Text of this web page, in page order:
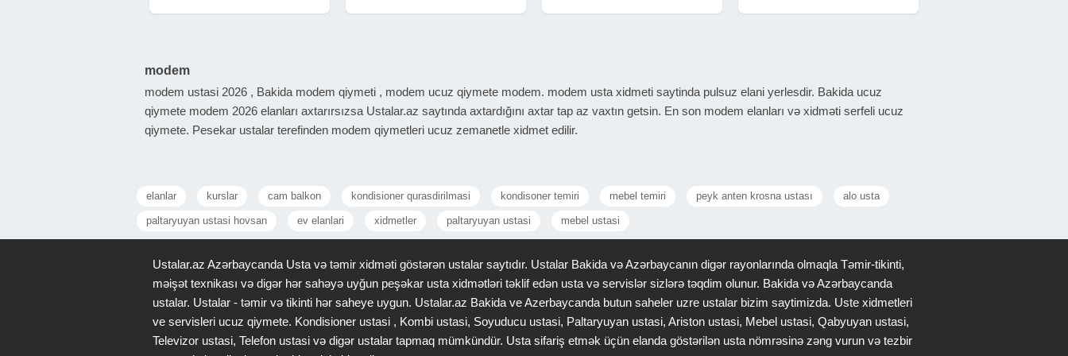
8.3 Tam Versiya Bazalarin İstəyinizə
quraşdırılması və yenidən
çəkilməsi və şəbəkə avadanlıqlarının
modem
modem ustasi 2026 , Bakida modem qiymeti , modem ucuz qiymete modem. modem usta xidmeti saytinda pulsuz elani yerlesdir. Bakida ucuz
qiymete modem 2026 elanları axtarırsızsa Ustalar.az saytında axtardığını axtar tap az vaxtın getsin. En son modem elanları və xidməti serfeli ucuz
qiymete. Pesekar ustalar terefinden modem qiymetleri ucuz zemanetle xidmet edilir.
elanlar kurslar cam balkon kondisioner qurasdirilmasi kondisoner temiri mebel temiri peyk anten krosna ustası alo usta
paltaryuyan ustasi hovsan ev elanlari xidmetler paltaryuyan ustasi mebel ustasi
Ustalar.az Azərbaycanda Usta və təmir xidməti göstərən ustalar saytıdır. Ustalar Bakida və Azərbaycanın digər rayonlarında olmaqla Təmir-tikinti,
məişət texnikası və digər hər sahəyə uyğun peşəkar usta xidmətləri təklif edən usta və servislər sizlərə təqdim olunur. Bakida və Azərbaycanda
ustalar. Ustalar - təmir və tikinti hər saheye uygun. Ustalar.az Bakida ve Azerbaycanda butun saheler uzre ustalar bizim saytimizda. Uste xidmetleri
ve servisleri ucuz qiymete. Kondisioner ustasi , Kombi ustasi, Soyuducu ustasi, Paltaryuyan ustasi, Ariston ustasi, Mebel ustasi, Qabyuyan ustasi,
Televizor ustasi, Telefon ustasi və digər ustalar tapmaq mümkündür. Usta sifariş etmək üçün elanda göstərilən usta nömrəsinə zəng vurun və tezbir